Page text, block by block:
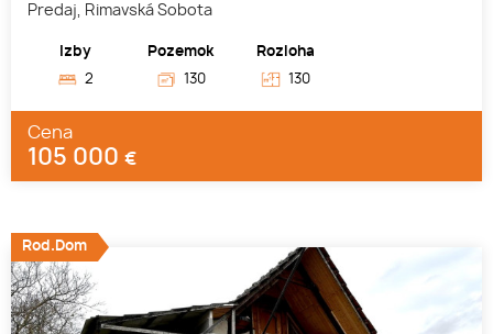
Predaj, Rimavská Sobota
Izby
2
Pozemok
130
Rozloha
130
Cena
105 000 €
Rod.Dom